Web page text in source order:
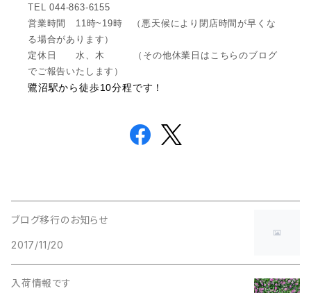
TEL 044-863-6155
営業時間 11時~19時 （悪天候により閉店時間が早くな
る場合があります）
定休日 水、木 （その他休業日はこちらのブログ
でご報告いたします）
鷺沼駅から徒歩10分程です！
ブログ移行のお知らせ
2017/11/20
入荷情報です